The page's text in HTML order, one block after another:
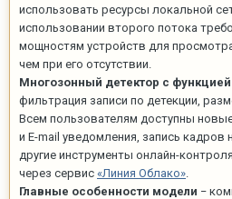
использовать ресурсы локальной
использовании второго потока
мощностям устройств для
чем при его отсутствии.
Многозонный детектор с
фильтрация записи по детекции,
Всем пользователям доступны
и E-mail уведомления, запись кадров
другие инструменты онлайн-
через сервис «Линия Облако»
Главные особенности модели −